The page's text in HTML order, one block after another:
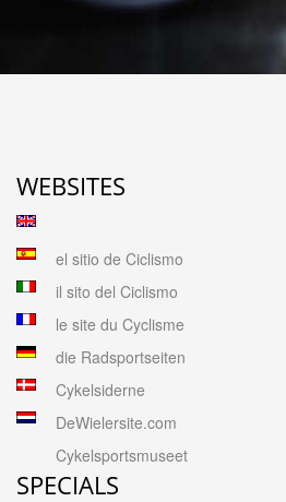
WEBSITES
el sitio de Ciclismo
il sito del Ciclismo
le site du Cyclisme
die Radsportseiten
Cykelsiderne
DeWielersite.com
Cykelsportsmuseet
SPECIALS